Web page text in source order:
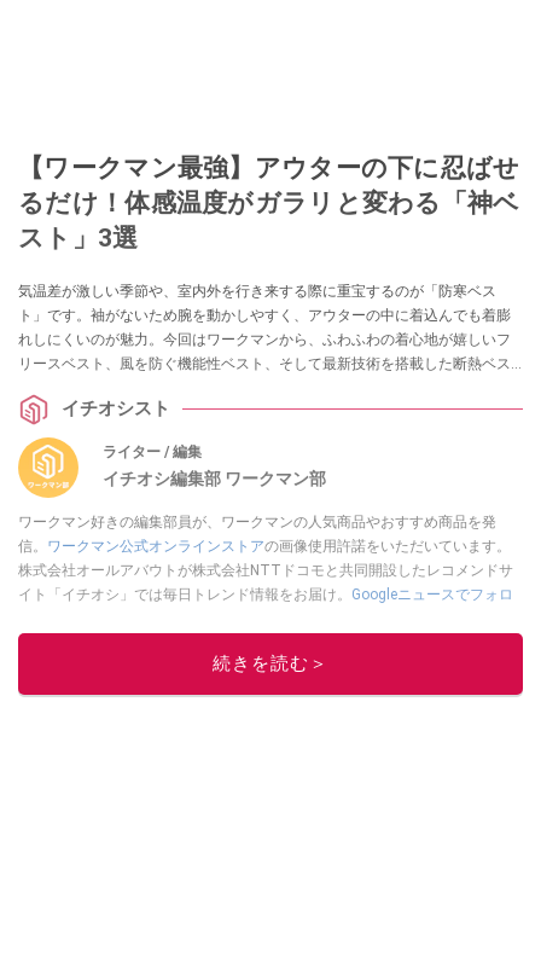
【ワークマン最強】アウターの下に忍ばせ
るだけ！体感温度がガラリと変わる「神ベ
スト」3選
気温差が激しい季節や、室内外を行き来する際に重宝するのが「防寒ベス
ト」です。袖がないため腕を動かしやすく、アウターの中に着込んでも着膨
れしにくいのが魅力。今回はワークマンから、ふわふわの着心地が嬉しいフ
リースベスト、風を防ぐ機能性ベスト、そして最新技術を搭載した断熱ベス
イチオシスト
ライター / 編集
イチオシ編集部 ワークマン部
ワークマン好きの編集部員が、ワークマンの人気商品やおすすめ商品を発
信。 ワークマン公式オンラインストアの画像使用許諾をいただいています。
株式会社オールアバウトが株式会社NTTドコモと共同開設したレコメンドサ
イト「イチオシ」では毎日トレンド情報をお届け。 Googleニュースでフォロ
このイチオシストの他の記事を読む
続きを読む＞